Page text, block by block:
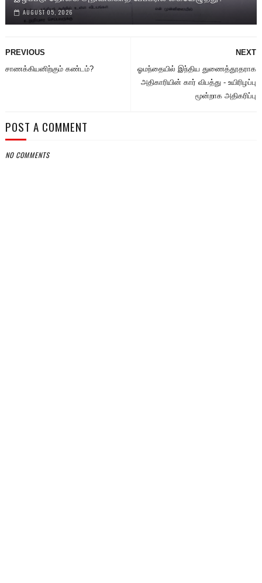
AUGUST 05, 2026
NEXT
ஓமந்தையில் இந்திய துணைத்தூதராக
அதிகாரியின் கார் விபத்து - உயிரிழப்பு
மூன்றாக அதிகரிப்பு
PREVIOUS
சாணக்கியனிற்கும் கண்டம்?
POST A COMMENT
NO COMMENTS